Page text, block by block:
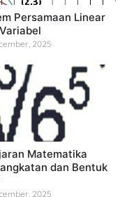
Persamaan Linear
2025
Matematika
dan Bentuk
2025